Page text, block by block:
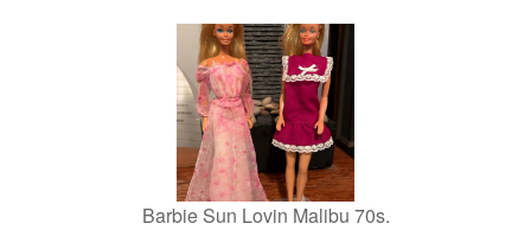
Barbie Sun Lovin Malibu 70s.